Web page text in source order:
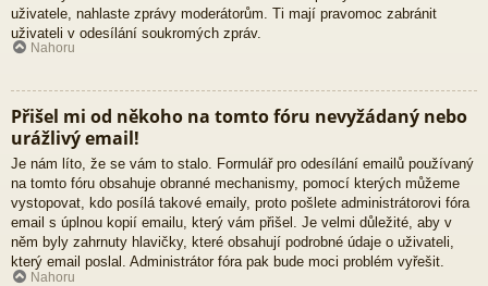
uživatele, nahlaste zprávy moderátorům. Ti mají pravomoc zabránit
uživateli v odesílání soukromých zpráv.
Nahoru
Přišel mi od někoho na tomto fóru nevyžádaný nebo
urážlivý email!
Je nám líto, že se vám to stalo. Formulář pro odesílání emailů používaný
na tomto fóru obsahuje obranné mechanismy, pomocí kterých můžeme
vystopovat, kdo posílá takové emaily, proto pošlete administrátorovi fóra
email s úplnou kopií emailu, který vám přišel. Je velmi důležité, aby v
něm byly zahrnuty hlavičky, které obsahují podrobné údaje o uživateli,
který email poslal. Administrátor fóra pak bude moci problém vyřešit.
Nahoru